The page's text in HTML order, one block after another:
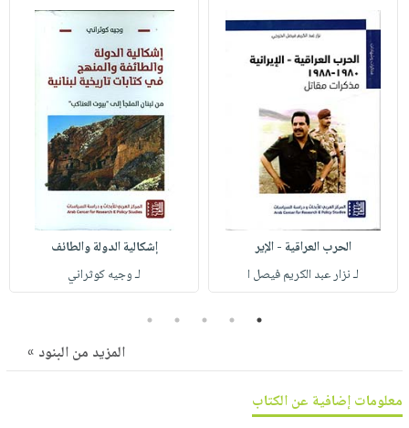
ملابس
مطرزات
حقائب
عناية
صابون
أطفال
مناسبات
iKitab
بلا
حدود
نيل
وفرات
سياسة
فيديوهات
أسئلة
طرحها
كتابك
الأمنيات
عربة
التسوق
نشرة
الحرب العراقية - الإير
لـ نزار عبد الكريم فيصل ا
إشكالية الدولة والطائف
لـ وجيه كوثراني
1
2
3
4
5
المزيد من البنود »
معلومات إضافية عن الكتاب